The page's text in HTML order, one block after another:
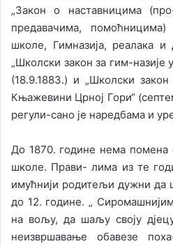
„Закон о наставницима
предавачима, помоћницима)
школе, Гимназија, реалака и
„Школски закон за гим-
(18.9.1883.) и „Школски
Књажевини Црној Гори“
регули-сано је наредбама и
До 1870. године нема помена
школе. Прави- лима из те
имућнији родитељи дужни да
до 12. године. „
на вољу, да шаљу своју
неизвршавање обавезе